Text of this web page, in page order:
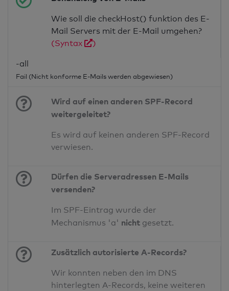
Wie soll die checkHost() funktion des E-
Mail Servers mit der E-Mail umgehen?
(Syntax
)
-all
Fail (Nicht konforme E-Mails werden abgewiesen)
Wird auf einen anderen SPF-Record
weitergeleitet?
Es wird auf keinen anderen SPF-Record
verwiesen.
Dürfen die Serveradressen E-Mails
versenden?
Im SPF-Eintrag wurde der
Mechanismus 'a' nicht gesetzt.
Zusätzlich autorisierte A-Records?
Wir konnten neben den im DNS
hinterlegten A-Records, keine weiteren